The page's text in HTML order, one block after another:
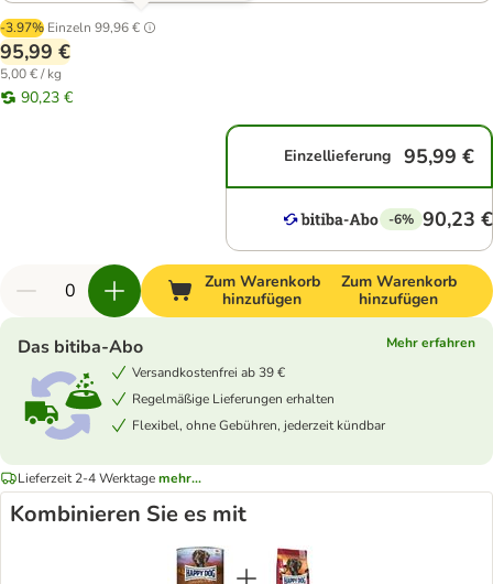
-3.97% Einzeln 99,96 €
95,99 €
5,00 € / kg
90,23 €
Einzellieferung 95,99 €
-6% 90,23 €
Zum Warenkorb
hinzufügen
Zum Warenkorb
hinzufügen
Das bitiba-Abo
Mehr erfahren
Versandkostenfrei ab 39 €
Regelmäßige Lieferungen erhalten
Flexibel, ohne Gebühren, jederzeit kündbar
Lieferzeit 2-4 Werktagemehr...
Kombinieren Sie es mit